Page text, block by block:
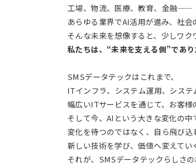
工場、物流、医療、教育、金融――
あらゆる業界でAI活用が進み、社会
そんな未来を想像すると、少しワク
私たちは、“未来を支える側”であ
SMSデータテックはこれまで、
ITインフラ、システム運用、システ
幅広いITサービスを通じて、お客様
そして今、AIという大きな変化の中
変化を待つのではなく、自ら飛び込
新しい技術を学び、価値へ変えてい
それが、SMSデータテックらしさの